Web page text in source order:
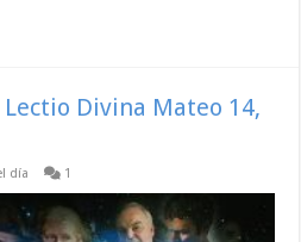
Divina Mateo 14,
día 1